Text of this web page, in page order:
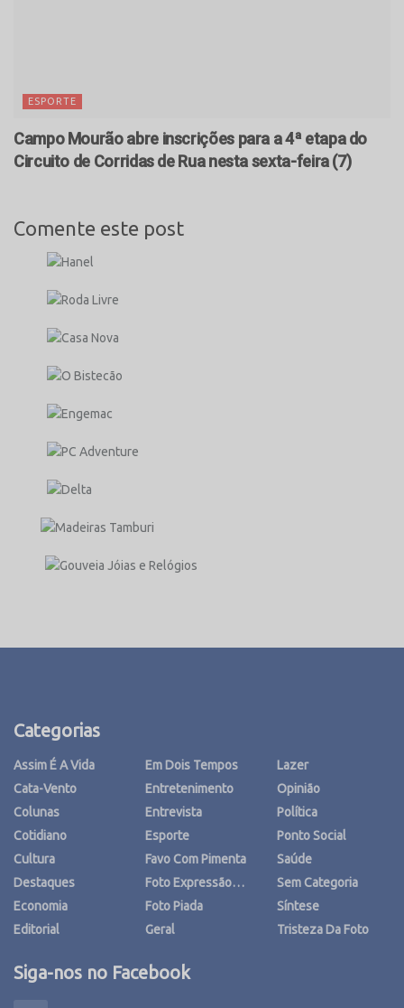
ESPORTE
Campo Mourão abre inscrições para a 4ª etapa do
Circuito de Corridas de Rua nesta sexta-feira (7)
Comente este post
Categorias
Assim É A Vida
Cata-Vento
Colunas
Cotidiano
Cultura
Destaques
Economia
Editorial
Em Dois Tempos
Entretenimento
Entrevista
Esporte
Favo Com Pimenta
Foto Expressão…
Foto Piada
Geral
Lazer
Opinião
Política
Ponto Social
Saúde
Sem Categoria
Síntese
Tristeza Da Foto
Siga-nos no Facebook